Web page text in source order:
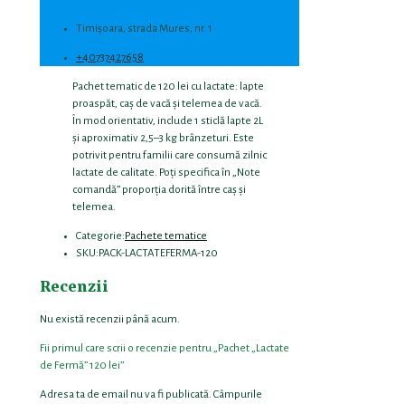
Timișoara, strada Mures, nr. 1
+40737427658
Pachet tematic de 120 lei cu lactate: lapte
proaspăt, caș de vacă și telemea de vacă.
În mod orientativ, include 1 sticlă lapte 2L
și aproximativ 2,5–3 kg brânzeturi. Este
potrivit pentru familii care consumă zilnic
lactate de calitate. Poți specifica în „Note
comandă” proporția dorită între caș și
telemea.
Categorie:Pachete tematice
SKU:PACK-LACTATEFERMA-120
Recenzii
Nu există recenzii până acum.
Fii primul care scrii o recenzie pentru „Pachet „Lactate
de Fermă” 120 lei”
Adresa ta de email nu va fi publicată. Câmpurile